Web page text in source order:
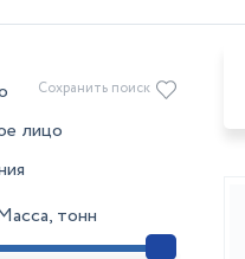
лицо
тонн
Сохранить поиск